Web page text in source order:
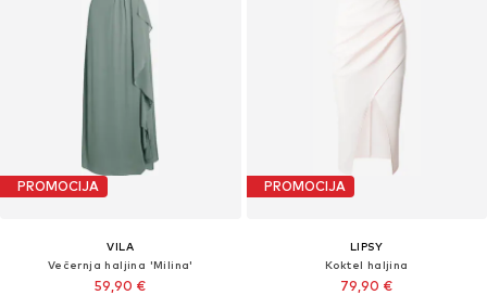
PROMOCIJA
VILA
Večernja haljina 'Milina'
59,90 €
PROMOCIJA
LIPSY
Koktel haljina
79,90 €